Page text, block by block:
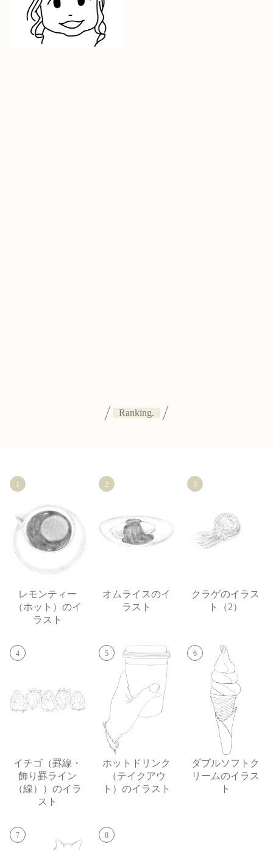
Ranking.
1
レモンティー
（ホット）のイ
ラスト
2
オムライスのイ
ラスト
3
クラゲのイラス
ト（2）
4
イチゴ（罫線・
飾り罫ライン
（線））のイラ
スト
5
ホットドリンク
（テイクアウ
ト）のイラスト
6
ダブルソフトク
リームのイラス
ト
7 8